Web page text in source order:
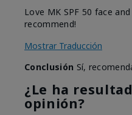
Love MK SPF 50 face
recommend!
Mostrar Traducción
Conclusión Sí,
¿Le ha
opinión?